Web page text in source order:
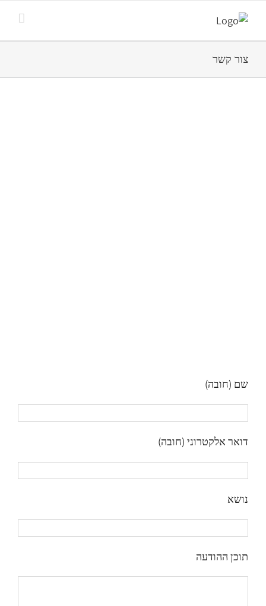
צור קשר
שם (חובה)
דואר אלקטרוני (חובה)
נושא
תוכן ההודעה